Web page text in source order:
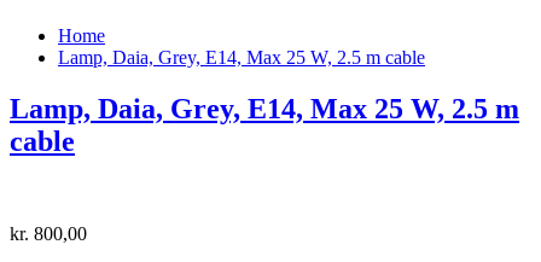
Home
Lamp, Daia, Grey, E14, Max 25 W, 2.5 m cable
Lamp, Daia, Grey, E14, Max 25 W, 2.5 m
cable
kr. 800,00